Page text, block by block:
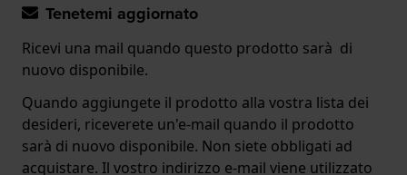
Tenetemi aggiornato
Ricevi una mail quando questo prodotto sarà di
nuovo disponibile.
Quando aggiungete il prodotto alla vostra lista dei
desideri, riceverete un'e-mail quando il prodotto
sarà di nuovo disponibile. Non siete obbligati ad
acquistare. Il vostro indirizzo e-mail viene utilizzato